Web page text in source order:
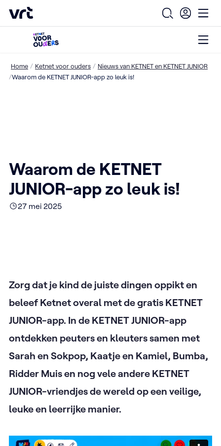
VRT (home)
Open
Home / Ketnet voor ouders / Nieuws van KETNET en KETNET JUNIOR
/Waarom de KETNET JUNIOR-app zo leuk is!
Waarom de KETNET
JUNIOR-app zo leuk is!
27 mei 2025
Zorg dat je kind de juiste dingen oppikt en
beleef Ketnet overal met de gratis KETNET
JUNIOR-app. In de KETNET JUNIOR-app
ontdekken peuters en kleuters samen met
Sarah en Sokpop, Kaatje en Kamiel, Bumba,
Ridder Muis en nog vele andere KETNET
JUNIOR-vriendjes de wereld op een veilige,
leuke en leerrijke manier.